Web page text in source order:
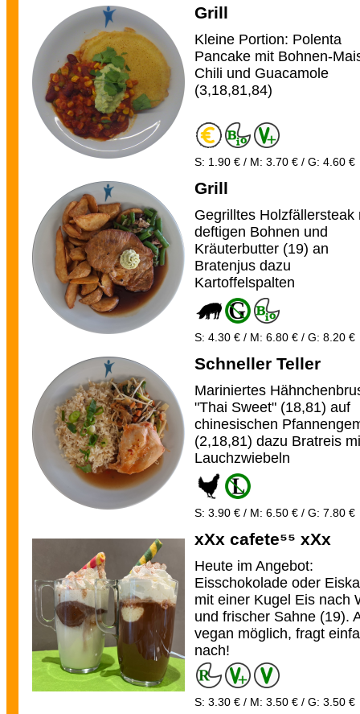
Grill
Kleine Portion: Polenta
Pancake mit Bohnen-
Chili und Guacamole
(3,18,81,84)
S: 1.90 € / M: 3.70 € / G: 4.60 €
Grill
Gegrilltes Holzfällersteak
deftigen Bohnen und
Kräuterbutter (19) an
Bratenjus dazu
Kartoffelspalten
S: 4.30 € / M: 6.80 € / G: 8.20 €
Schneller Teller
Mariniertes
"Thai Sweet" (18,81) auf
chinesischen
(2,18,81) dazu Bratreis
Lauchzwiebeln
S: 3.90 € / M: 6.50 € / G: 7.80 €
xXx cafete⁵⁵ xXx
Heute im Angebot:
Eisschokolade oder
mit einer Kugel Eis nach
und frischer Sahne (19).
vegan möglich, fragt
nach!
S: 3.30 € / M: 3.50 € / G: 3.50 €